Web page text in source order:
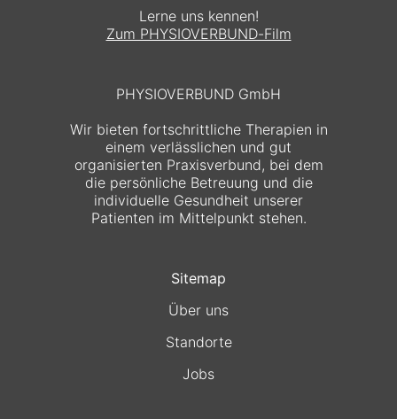
Lerne uns kennen!
Zum PHYSIOVERBUND-Film
PHYSIOVERBUND GmbH
Wir bieten fortschrittliche Therapien in
einem verlässlichen und gut
organisierten Praxisverbund, bei dem
die persönliche Betreuung und die
individuelle Gesundheit unserer
Patienten im Mittelpunkt stehen.
Sitemap
Über uns
Standorte
Jobs